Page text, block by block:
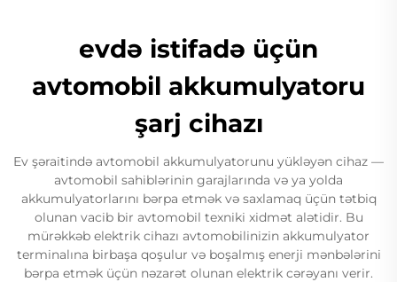
evdə istifadə üçün
avtomobil akkumulyatoru
şarj cihazı
Ev şəraitində avtomobil akkumulyatorunu yükləyən cihaz —
avtomobil sahiblərinin garajlarında və ya yolda
akkumulyatorlarını bərpa etmək və saxlamaq üçün tətbiq
olunan vacib bir avtomobil texniki xidmət alətidir. Bu
mürəkkəb elektrik cihazı avtomobilinizin akkumulyator
terminalına birbaşa qoşulur və boşalmış enerji mənbələrini
bərpa etmək üçün nəzarət olunan elektrik cərəyanı verir.